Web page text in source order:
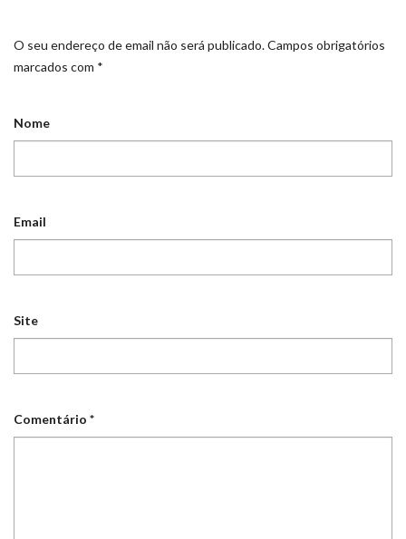
O seu endereço de email não será publicado.Campos obrigatórios
marcados com *
Nome
Email
Site
Comentário *